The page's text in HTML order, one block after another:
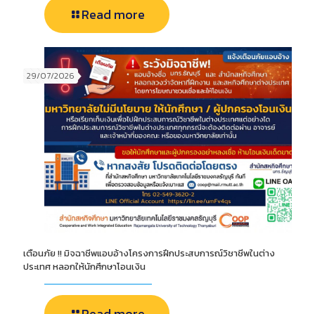
Read more
29/07/2026
เตือนภัย !! มิจฉาชีพแอบอ้างโครงการฝึกประสบการณ์วิชาชีพในต่าง
ประเทศ หลอกให้นักศึกษาโอนเงิน